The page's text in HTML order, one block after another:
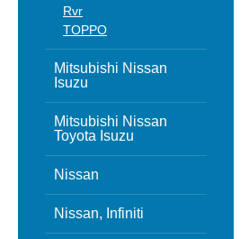
Rvr
TOPPO
Mitsubishi Nissan
Isuzu
Mitsubishi Nissan
Toyota Isuzu
Nissan
Nissan, Infiniti